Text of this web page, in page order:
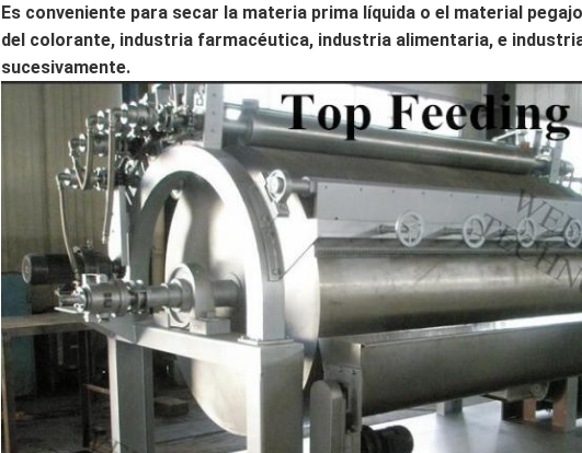
Es conveniente para secar la materia prima líquida o el material
del colorante, industria farmacéutica, industria alimentaria, e
sucesivamente.